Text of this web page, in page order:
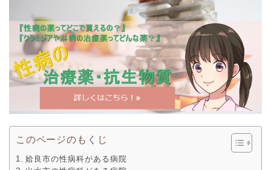
このページのもくじ
姶良市の性病科がある病院